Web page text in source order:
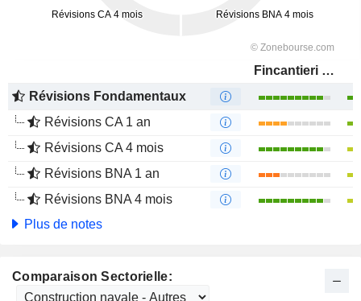
Fincantieri S.p.A.
Révisions Fondamentaux
Révisions CA 1 an
Révisions CA 4 mois
Révisions BNA 1 an
Révisions BNA 4 mois
Plus de notes
Comparaison Sectorielle: